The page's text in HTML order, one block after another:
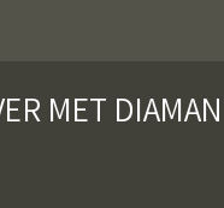
MET